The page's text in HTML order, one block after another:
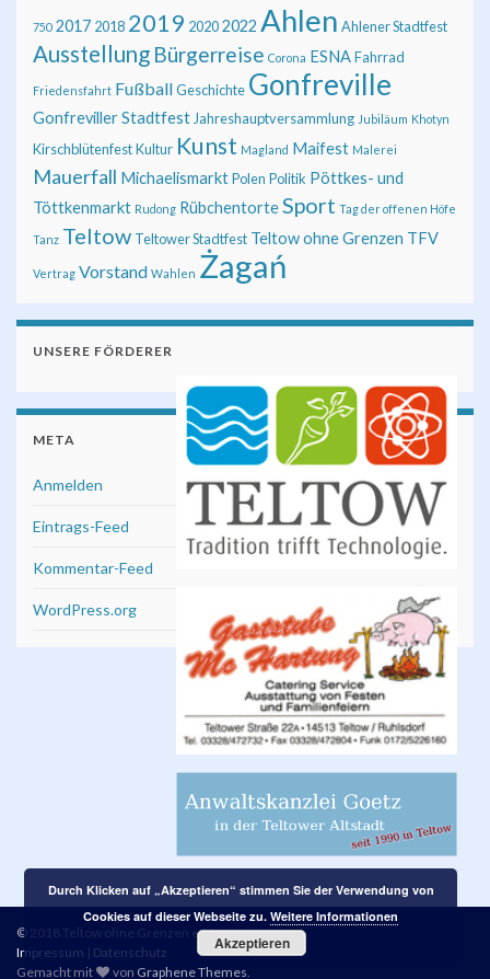
750 2017 2018 2019 20202022 Ahlen Ahlener Stadtfest
Ausstellung Bürgerreise Corona ESNAFahrrad
Friedensfahrt FußballGeschichte Gonfreville
Gonfreviller Stadtfest Jahreshauptversammlung Jubiläum Khotyn
KirschblütenfestKultur Kunst Magland Maifest Malerei
Mauerfall MichaelismarktPolen Politik Pöttkes- und
Töttkenmarkt Rudong RübchentorteSport Tag der offenen Höfe
Tanz Teltow Teltower Stadtfest Teltow ohne Grenzen TFV
Vertrag Vorstand Wahlen Żagań
UNSERE FÖRDERER
META
Anmelden
Eintrags-Feed
Kommentar-Feed
WordPress.org
© 2018 Teltow ohne Grenzen e. V.
Impressum | Datenschutz
Gemacht mit
von Graphene Themes
Durch Klicken auf „Akzeptieren“ stimmen Sie der Verwendung von
Cookies auf dieser Webseite zu.Weitere Informationen
Akzeptieren